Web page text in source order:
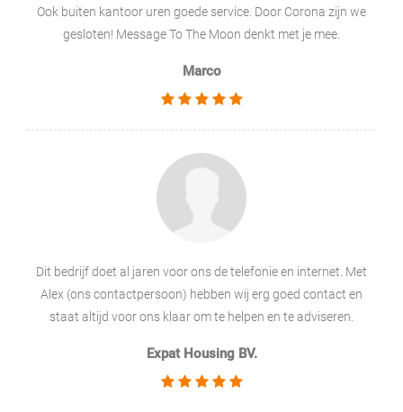
Ook buiten kantoor uren goede service. Door Corona zijn we
gesloten! Message To The Moon denkt met je mee.
Marco
Dit bedrijf doet al jaren voor ons de telefonie en internet. Met
Alex (ons contactpersoon) hebben wij erg goed contact en
staat altijd voor ons klaar om te helpen en te adviseren.
Expat Housing BV.